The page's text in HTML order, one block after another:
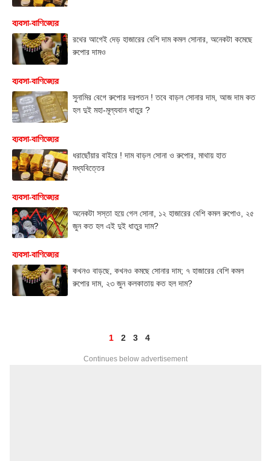
ব্যবসা-বাণিজ্যের
রথের আগেই দেড় হাজারের বেশি দাম কমল সোনার, অনেকটা কমেছে
রুপোর দামও
ব্যবসা-বাণিজ্যের
সুনামির বেগে রুপোর দরপতন ! তবে বাড়ল সোনার দাম, আজ দাম কত
হল দুই মহা-মূল্যবান ধাতুর ?
ব্যবসা-বাণিজ্যের
ধরাছোঁয়ার বাইরে ! দাম বাড়ল সোনা ও রুপোর, মাথায় হাত
মধ্যবিত্তের
ব্যবসা-বাণিজ্যের
অনেকটা সস্তা হয়ে গেল সোনা, ১২ হাজারের বেশি কমল রুপোও, ২৫
জুন কত হল এই দুই ধাতুর দাম?
ব্যবসা-বাণিজ্যের
কখনও বাড়ছে, কখনও কমছে সোনার দাম; ৭ হাজারের বেশি কমল
রুপোর দাম, ২৩ জুন কলকাতায় কত হল দাম?
1 2 3 4
Continues below advertisement